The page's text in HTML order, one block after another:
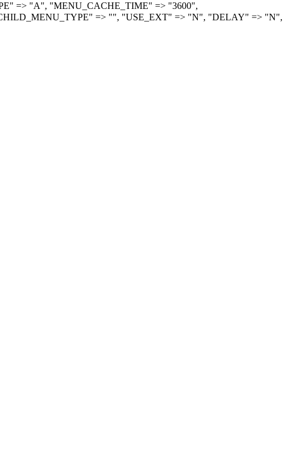
=> "A", "MENU_CACHE_TIME" => "3600",
=> "", "USE_EXT" => "N", "DELAY" => "N",